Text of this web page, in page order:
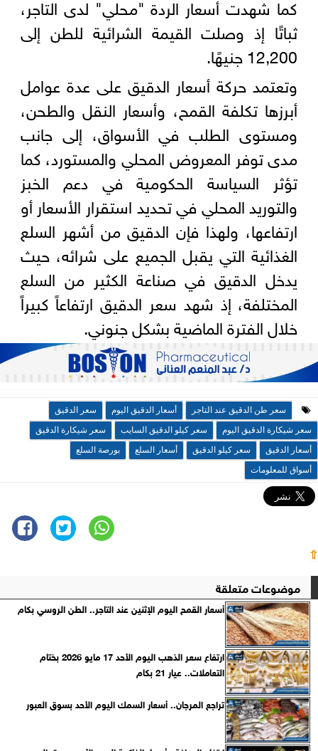
كما شهدت أسعار الردة "محلي" لدى التاجر،
ثباتًا إذ وصلت القيمة الشرائية للطن إلى
12,200 جنيهًا.
وتعتمد حركة أسعار الدقيق على عدة عوامل
أبرزها تكلفة القمح، وأسعار النقل والطحن،
ومستوى الطلب في الأسواق، إلى جانب
مدى توفر المعروض المحلي والمستورد، كما
تؤثر السياسة الحكومية في دعم الخبز
والتوريد المحلي في تحديد استقرار الأسعار أو
ارتفاعها، ولهذا فإن الدقيق من أشهر السلع
الغذائية التي يقبل الجميع على شرائه، حيث
يدخل الدقيق في صناعة الكثير من السلع
المختلفة، إذ شهد سعر الدقيق ارتفاعاً كبيراً
خلال الفترة الماضية بشكل جنوني.
سعر طن الدقيق عند التاجر أسعار الدقيق اليوم
سعر الدقيق
سعر شيكارة الدقيق اليوم
سعر كيلو الدقيق السايب
سعر شيكارة الدقيق
أسعار الدقيق
سعر كيلو الدقيق أسعار السلع
بورصة السلع
أسواق للمعلومات
⇧
موضوعات متعلقة
أسعار القمح اليوم الإثنين عند التاجر.. الطن الروسي بكام
ارتفاع سعر الذهب اليوم الأحد 17 مايو 2026 بختام
التعاملات.. عيار 21 بكام
تراجع المرجان.. أسعار السمك اليوم الأحد بسوق العبور